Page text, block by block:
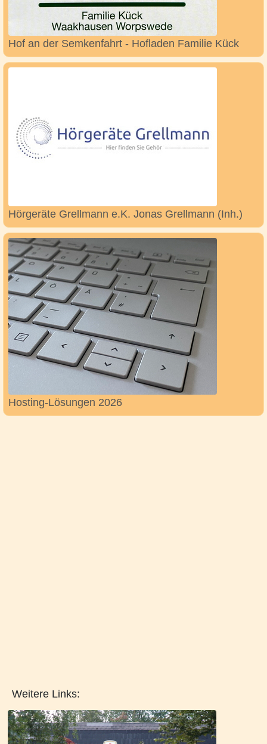
Hof an der Semkenfahrt - Hofladen Familie Kück
Hörgeräte Grellmann e.K. Jonas Grellmann (Inh.)
Hosting-Lösungen 2026
Weitere Links: